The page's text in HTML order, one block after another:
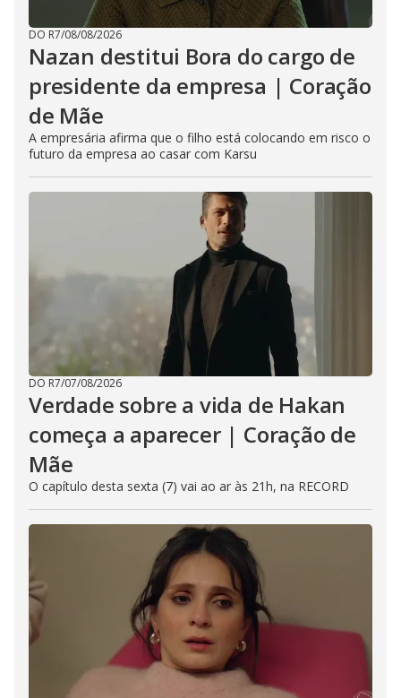
DO R7/08/08/2026
Nazan destitui Bora do cargo de
presidente da empresa | Coração
de Mãe
A empresária afirma que o filho está colocando em risco o
futuro da empresa ao casar com Karsu
DO R7/07/08/2026
Verdade sobre a vida de Hakan
começa a aparecer | Coração de
Mãe
O capítulo desta sexta (7) vai ao ar às 21h, na RECORD